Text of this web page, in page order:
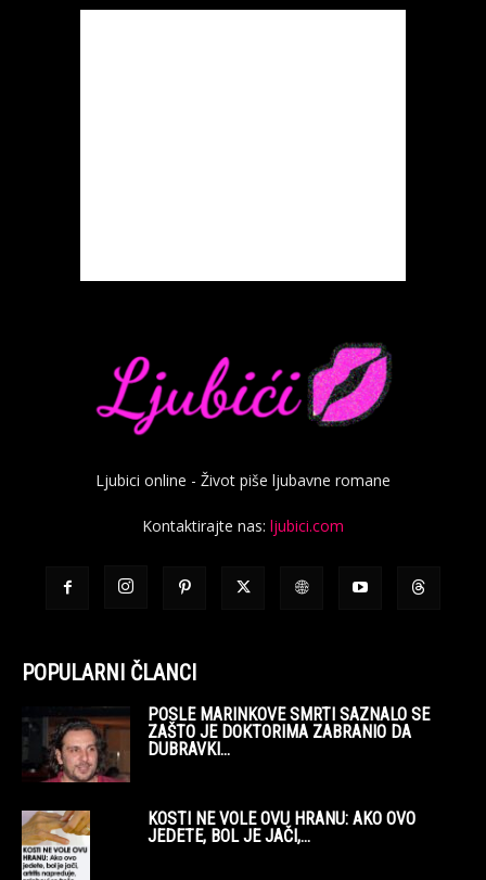
Ljubici online - Život piše ljubavne romane
Kontaktirajte nas: ljubici.com
POPULARNI ČLANCI
POSLE MARINKOVE SMRTI SAZNALO SE
ZAŠTO JE DOKTORIMA ZABRANIO DA
DUBRAVKI...
KOSTI NE VOLE OVU HRANU: AKO OVO
JEDETE, BOL JE JAČI,...